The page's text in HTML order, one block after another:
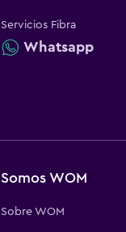
Servicios Fibra
Whatsapp
Somos WOM
Sobre WOM